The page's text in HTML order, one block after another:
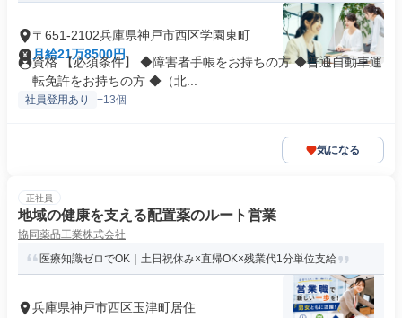
〒651-2102兵庫県神戸市西区学園東町
月給21万8500円
資格 【必須条件】 ◆障害者手帳をお持ちの方 ◆普通自動車運
転免許をお持ちの方 ◆（北...
社員登用あり +13個
気になる
正社員
地域の健康を支える配置薬のルート営業
協同薬品工業株式会社
医療知識ゼロでOK｜土日祝休み×直帰OK×残業代1分単位支給
兵庫県神戸市西区玉津町居住